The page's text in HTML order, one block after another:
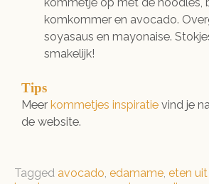
komkommer en avocado.
soyasaus en mayonaise.
smakelijk!
Tips
Meer kommetjes inspiratie vind je
de website.
Tagged avocado, edamame, eten